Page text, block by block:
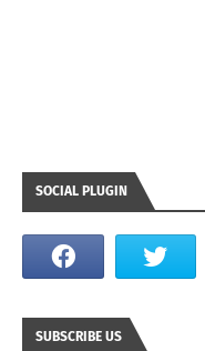
SOCIAL PLUGIN
SUBSCRIBE US